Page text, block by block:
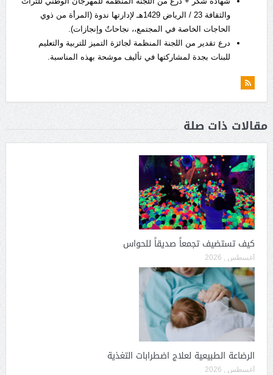
والثقافة 23 / الرياض 1429هـ لإدارتها ندوة (المرأة من ذوي
الحاجات الخاصة في المجتمع،، نجاحاتٌ وإنجازات).
درع تقدير من اللجنة المنظمة لجائزة التميز للتربية والتعليم
للبنات بجدة لمشاركتها في تأليف موشحة بهذه المناسبة.
مقالات ذات صلة
كيف تستضيف تجمعاً صديقاً للحواس
أغسطس , 2026
الرضاعة الطبيعية لعلاج اضطرابات التغذية
أغسطس , 2026